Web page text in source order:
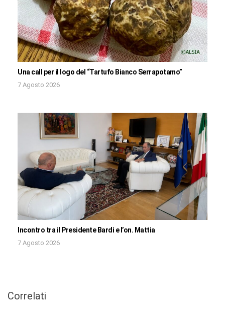
Una call per il logo del “Tartufo Bianco Serrapotamo”
7 Agosto 2026
Incontro tra il Presidente Bardi e l’on. Mattia
7 Agosto 2026
Correlati